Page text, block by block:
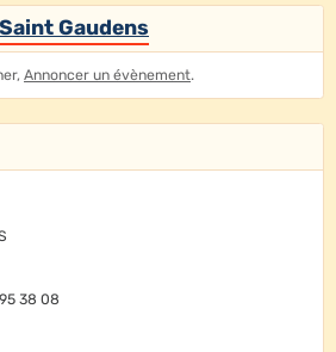
Gaudens
Annoncer un évènement.
38 08